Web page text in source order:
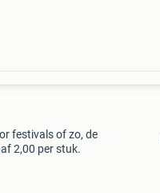
festivals of zo, de
2,00 per stuk.